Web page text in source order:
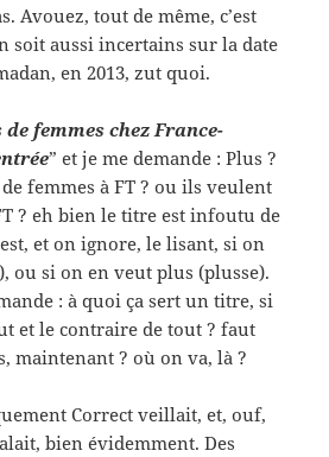
Avouez, tout de même, c’est
soit aussi incertains sur la date
en 2013, zut quoi.
de femmes chez France-
” et je me demande : Plus ?
de femmes à FT ? ou ils veulent
? eh bien le titre est infoutu de
et on ignore, le lisant, si on
ou si on en veut plus (plusse).
: à quoi ça sert un titre, si
et le contraire de tout ? faut
maintenant ? où on va, là ?
Correct veillait, et, ouf,
bien évidemment. Des